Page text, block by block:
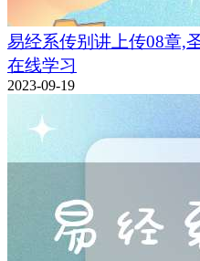
易经系传别讲上传08章,
在线学习
2023-09-19